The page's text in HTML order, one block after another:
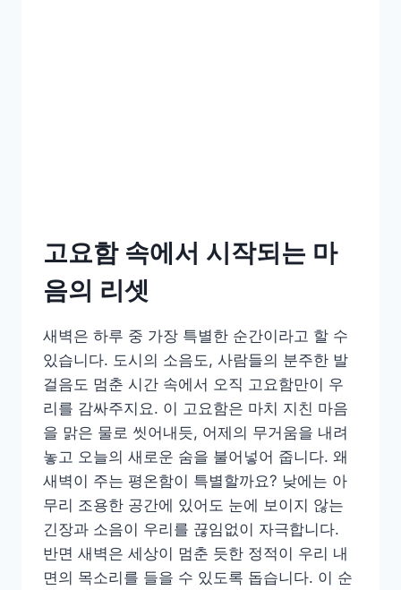
고요함 속에서 시작되는 마
음의 리셋
새벽은 하루 중 가장 특별한 순간이라고 할 수
있습니다. 도시의 소음도, 사람들의 분주한 발
걸음도 멈춘 시간 속에서 오직 고요함만이 우
리를 감싸주지요. 이 고요함은 마치 지친 마음
을 맑은 물로 씻어내듯, 어제의 무거움을 내려
놓고 오늘의 새로운 숨을 불어넣어 줍니다. 왜
새벽이 주는 평온함이 특별할까요? 낮에는 아
무리 조용한 공간에 있어도 눈에 보이지 않는
긴장과 소음이 우리를 끊임없이 자극합니다.
반면 새벽은 세상이 멈춘 듯한 정적이 우리 내
면의 목소리를 들을 수 있도록 돕습니다. 이 순